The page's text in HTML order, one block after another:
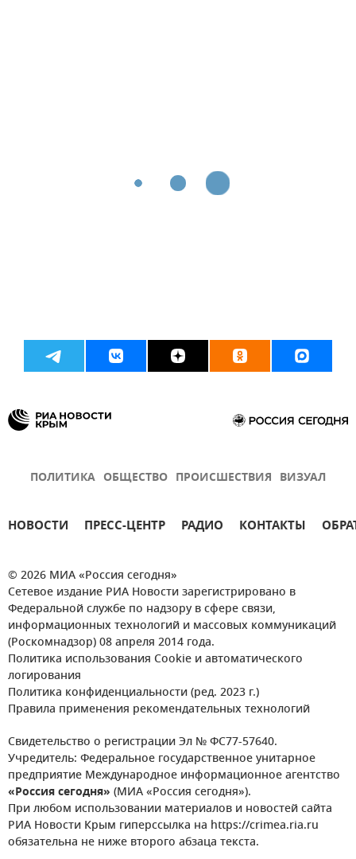
ПОЛИТИКА ОБЩЕСТВО ПРОИСШЕСТВИЯ ВИЗУАЛ
НОВОСТИ ПРЕСС-ЦЕНТР РАДИО КОНТАКТЫ
© 2026 МИА «Россия сегодня»
Сетевое издание РИА Новости зарегистрировано в
Федеральной службе по надзору в сфере связи,
информационных технологий и массовых коммуникаций
(Роскомнадзор) 08 апреля 2014 года.
Политика использования Cookie и автоматического
логирования
Политика конфиденциальности (ред. 2023 г.)
Правила применения рекомендательных технологий
Свидетельство о регистрации Эл № ФС77-57640.
Учредитель: Федеральное государственное унитарное
предприятие Международное информационное агентство
«Россия сегодня» (МИА «Россия сегодня»).
При любом использовании материалов и новостей сайта
РИА Новости Крым гиперссылка на https://crimea.ria.ru
обязательна не ниже второго абзаца текста.